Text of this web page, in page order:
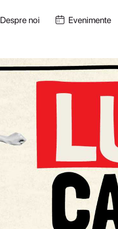
Despre noi Evenimente